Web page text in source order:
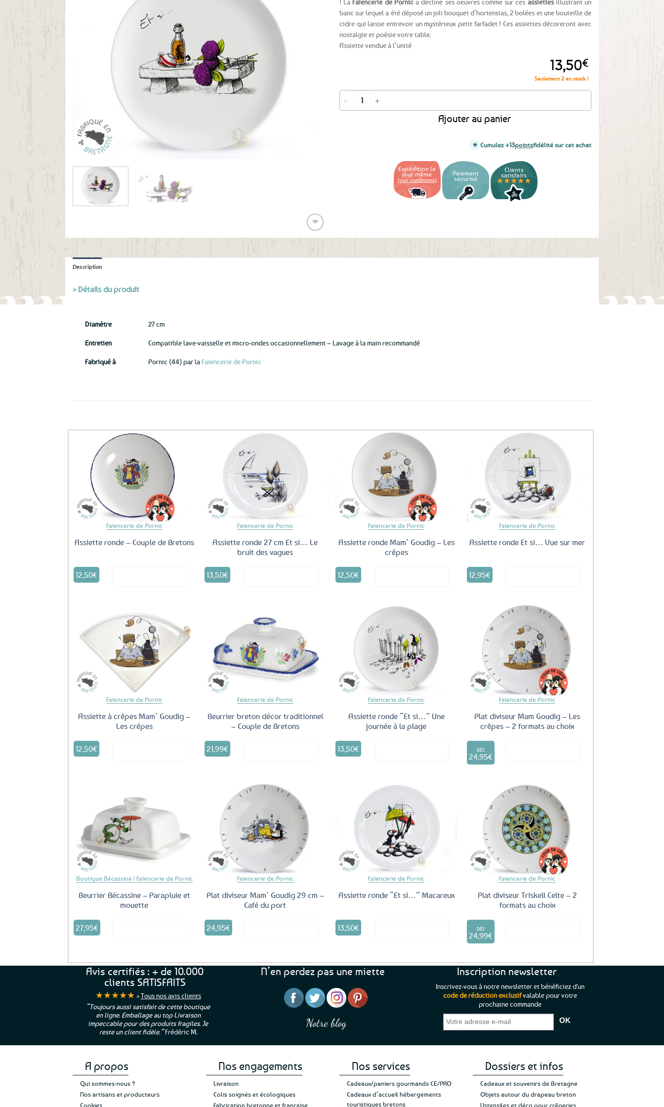
❤
Ajouter
! La Faïencerie de Pornica décliné ses oeuvres comme sur ces assiettesillustrant un
banc sur lequel a été déposé un joli bouquet d’hortensias, 2 bolées et une bouteille de
cidre qui laisse entrevoir un mystérieux petit farfadet ! Ces assiettes décoreront avec
nostalgie et poésie votre table.
Assiette vendue à l’unité
13,50€
Seulement 2 en stock !
quantité de Assiette ronde "Et si..." Un banc en Bretagne
Ajouter au panier
Cumulez +13pointsfidélité sur cet achat
Expédition le
jour même
(voir conditions)
Paiement
sécurisé
Clients
satisfaits
★★★★★
Description
> Détails du produit
Diamètre 27 cm
Entretien Compatible lave-vaisselle et micro-ondes occasionnellement – Lavage à la main recommandé
Fabriqué à Pornic (44) par la Faïencerie de Pornic
Ajouter
favoris
Faïencerie de Pornic
Assiette ronde – Couple de Bretons
12,50€
Faïencerie de Pornic
Assiette ronde 27 cm Et si… Le
bruit des vagues
13,50€
Ajouter
favoris
Faïencerie de Pornic
Assiette ronde Mam’ Goudig – Les
crêpes
12,50€
Ajouter
Faïencerie de Pornic
Assiette ronde Et si… Vue sur mer
12,95€
Ajouter
aux
favoris
Faïencerie de Pornic
Assiette à crêpes Mam’ Goudig –
Les crêpes
12,50€
Ajouter
favoris
Faïencerie de Pornic
Beurrier breton décor traditionnel
– Couple de Bretons
21,99€
Ajouter
Faïencerie de Pornic
Assiette ronde “Et si…” Une
journée à la plage
13,50€
Ajouter
favoris
Faïencerie de Pornic
Plat diviseur Mam Goudig – Les
crêpes – 2 formats au choix
DÈS
24,95€
Ce
options
peuvent
être
choisies
page
du
produit
favoris
Boutique Bécassine | Faïencerie de Pornic
Beurrier Bécassine – Parapluie et
mouette
27,95€
Ajouter
favoris
Faïencerie de Pornic
Plat diviseur Mam’ Goudig 29 cm –
Café du port
24,95€
Ajouter
Faïencerie de Pornic
Assiette ronde “Et si…” Macareux
13,50€
Ajouter
Faïencerie de Pornic
Plat diviseur Triskell Celte – 2
formats au choix
DÈS
24,99€
Ce
Les
peuvent
être
choisies
du
Avis certifiés : + de 10.000
clients SATISFAITS
★★★★★ >Tous nos avis clients
“Toujours aussi satisfait de cette boutique
en ligne. Emballage au top Livraison
impeccable pour des produits fragiles. Je
reste un client fidèle.”Frédéric M.
“Une boutique que je recommande pour
et une équipe à l’écoute :-)”Patricia M.
“J’ai mis 5 étoiles parce que je pouvais pas
en mettre 6 ;)
Je suis plus que satisfaite de mon achat et
de ma livraison. Ne changez rien”Jade C.
“C’est agréable et tout aussi rassurant
de constater qu’il n’y a pas de petite
commande, mais un client à satisfaire.”
N’en perdez pas une miette
Notre blog
Inscription newsletter
Inscrivez-vous à notre newsletter et bénéficiez d'un
code de réduction exclusifvalable pour votre
prochaine commande
A propos
Qui sommes-nous ?
Nos artisans et producteurs
Cookies
Nos engagements
Livraison
Colis soignés et écologiques
Fabrication bretonne et française
Nos services
Cadeaux/paniers gourmands CE/PRO
Cadeaux d’accueil hébergements
touristiques bretons
Dossiers et infos
Cadeaux et souvenirs de Bretagne
Objets autour du drapeau breton
Ustensiles et déco pour crêperies